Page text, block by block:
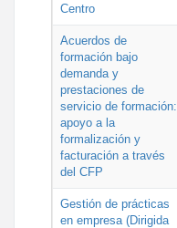
Centro
Acuerdos de
formación bajo
demanda y
prestaciones de
servicio de formación:
apoyo a la
formalización y
facturación a través
del CFP
Gestión de prácticas
en empresa (Dirigida